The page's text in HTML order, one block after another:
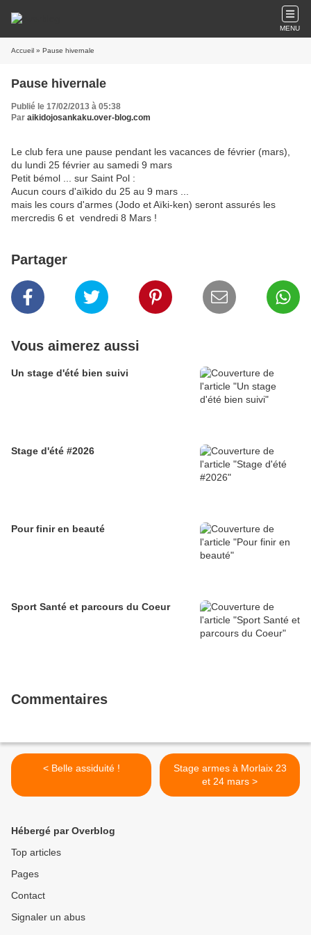
MENU
Accueil » Pause hivernale
Pause hivernale
Publié le 17/02/2013 à 05:38
Par aikidojosankaku.over-blog.com
Le club fera une pause pendant les vacances de février (mars),
du lundi 25 février au samedi 9 mars
Petit bémol ... sur Saint Pol :
Aucun cours d'aïkido du 25 au 9 mars ...
mais les cours d'armes (Jodo et Aïki-ken) seront assurés les
mercredis 6 et vendredi 8 Mars !
Partager
Vous aimerez aussi
Un stage d'été bien suivi
Stage d'été #2026
Pour finir en beauté
Sport Santé et parcours du Coeur
Commentaires
< Belle assiduité !
Stage armes à Morlaix 23
et 24 mars >
Hébergé par Overblog
Top articles
Pages
Contact
Signaler un abus